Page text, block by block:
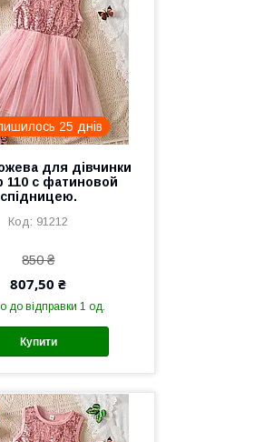
25 днів
для дівчинки
110 с фатиновой
спідницею.
91212
850 ₴
807,50 ₴
до відправки 1 од.
Купити